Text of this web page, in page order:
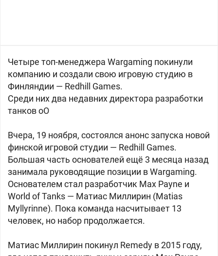
Четыре топ-менеджера Wargaming покинули
компанию и создали свою игровую студию в
Финляндии — Redhill Games.
Среди них два недавних директора разработки
танков oO
Вчера, 19 ноября, состоялся анонс запуска новой
финской игровой студии — Redhill Games.
Большая часть основателей ещё 3 месяца назад
занимала руководящие позиции в Wargaming.
Основателем стал разработчик Max Payne и
World of Tanks — Матиас Миллирин (Matias
Myllyrinne). Пока команда насчитывает 13
человек, но набор продолжается.
Матиас Миллирин покинул Remedy в 2015 году,